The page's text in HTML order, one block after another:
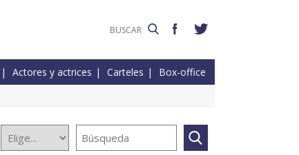
Actores y actrices Carteles Box-office